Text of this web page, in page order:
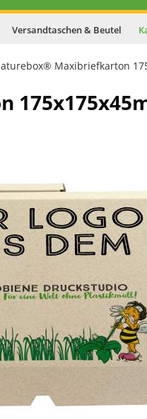
Versandtaschen & Beutel
Maxibriefkarton